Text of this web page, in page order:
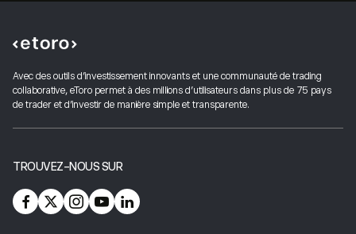
Avec des outils d'investissement innovants et une communauté de trading
collaborative, eToro permet à des millions d'utilisateurs dans plus de 75 pays
de trader et d'investir de manière simple et transparente.
TROUVEZ-NOUS SUR